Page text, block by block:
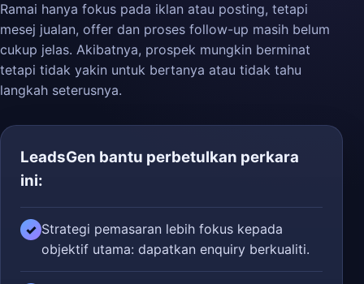
Ramai hanya fokus pada iklan atau posting, tetapi
mesej jualan, offer dan proses follow-up masih belum
cukup jelas. Akibatnya, prospek mungkin berminat
tetapi tidak yakin untuk bertanya atau tidak tahu
langkah seterusnya.
LeadsGen bantu perbetulkan perkara
ini:
✓ Strategi pemasaran lebih fokus kepada
objektif utama: dapatkan enquiry berkualiti.